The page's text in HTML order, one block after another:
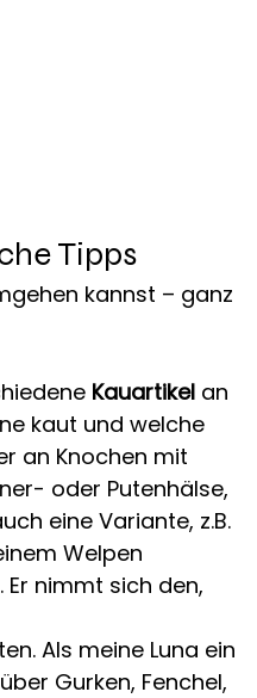
Tipps
kannst – ganz
Kauartikel an
kaut und welche
an Knochen mit
oder Putenhälse,
eine Variante, z.B.
Welpen
nimmt sich den,
Als meine Luna ein
Gurken, Fenchel,